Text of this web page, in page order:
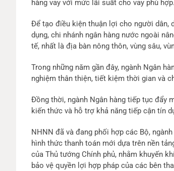
hàng vay với mức lãi suất cho vay phù hợp.
Để tạo điều kiện thuận lợi cho người dân,
dụng, chi nhánh ngân hàng nước ngoài
tế, nhất là địa bàn nông thôn, vùng sâu,
Trong những năm gần đây, ngành Ngân
nghiệm thân thiện, tiết kiệm thời gian và
Đồng thời, ngành Ngân hàng tiếp tục đẩy
kiến thức và hỗ trợ khả năng tiếp cận tín
NHNN đã và đang phối hợp các Bộ,
hình thức thanh toán mới dựa trên nền
của Thủ tướng Chính phủ, nhằm khuyến
bảo vệ quyền lợi hợp pháp của các bên